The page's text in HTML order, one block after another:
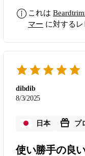
これは
マー に対する
dibdib
8/3/2025
日本 プ
使い勝手の良